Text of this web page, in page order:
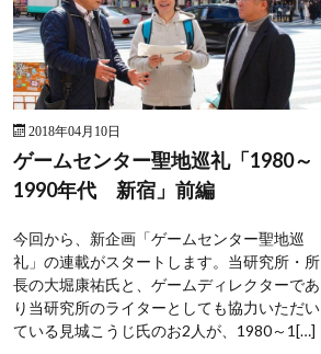
2018年04月10日
ゲームセンター聖地巡礼「1980～
1990年代 新宿」前編
今回から、新企画「ゲームセンター聖地巡
礼」の連載がスタートします。当研究所・所
長の大堀康祐氏と、ゲームディレクターであ
り当研究所のライターとしても協力いただい
ている見城こうじ氏のお2人が、1980～1[…]